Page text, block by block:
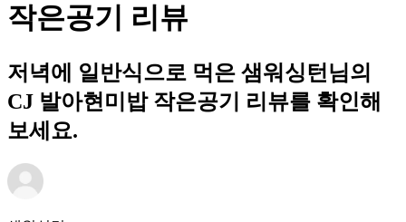
작은공기 리뷰
저녁에 일반식으로 먹은 샘워싱턴님의
CJ 발아현미밥 작은공기 리뷰를 확인해
보세요.